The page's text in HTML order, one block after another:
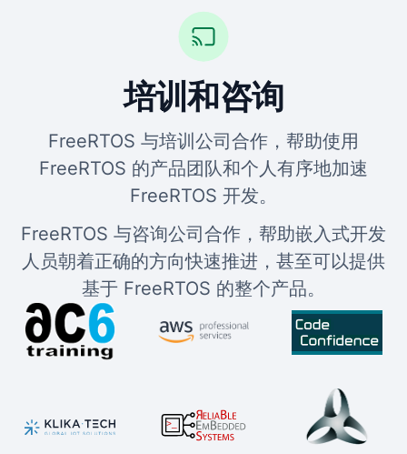
培训和咨询
FreeRTOS 与培训公司合作，帮助使用
FreeRTOS 的产品团队和个人有序地加速
FreeRTOS 开发。
FreeRTOS 与咨询公司合作，帮助嵌入式开发
人员朝着正确的方向快速推进，甚至可以提供
基于 FreeRTOS 的整个产品。